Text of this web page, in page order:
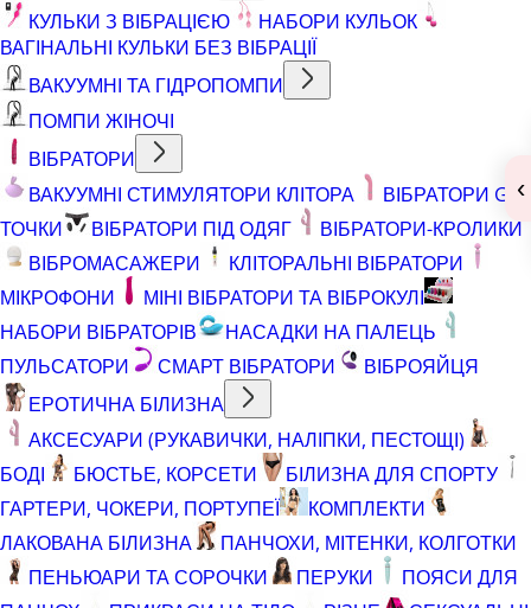
КУЛЬКИ З ВІБРАЦІЄЮ
НАБОРИ КУЛЬОК
ВАГІНАЛЬНІ КУЛЬКИ БЕЗ ВІБРАЦІЇ
ВАКУУМНІ ТА ГІДРОПОМПИ
ПОМПИ ЖІНОЧІ
ВІБРАТОРИ
ВАКУУМНІ СТИМУЛЯТОРИ КЛІТОРА
ВІБРАТОРИ G
ТОЧКИ
ВІБРАТОРИ ПІД ОДЯГ
ВІБРАТОРИ-КРОЛИКИ
ВІБРОМАСАЖЕРИ
КЛІТОРАЛЬНІ ВІБРАТОРИ
МІКРОФОНИ
МІНІ ВІБРАТОРИ ТА ВІБРОКУЛІ
НАБОРИ ВІБРАТОРІВ
НАСАДКИ НА ПАЛЕЦЬ
ПУЛЬСАТОРИ
СМАРТ ВІБРАТОРИ
ВІБРОЯЙЦЯ
ЕРОТИЧНА БІЛИЗНА
АКСЕСУАРИ (РУКАВИЧКИ, НАЛІПКИ, ПЕСТОЩІ)
БОДІ
БЮСТЬЕ, КОРСЕТИ
БІЛИЗНА ДЛЯ СПОРТУ
ГАРТЕРИ, ЧОКЕРИ, ПОРТУПЕЇ
КОМПЛЕКТИ
ЛАКОВАНА БІЛИЗНА
ПАНЧОХИ, МІТЕНКИ, КОЛГОТКИ
ПЕНЬЮАРИ ТА СОРОЧКИ
ПЕРУКИ
ПОЯСИ ДЛЯ
‹